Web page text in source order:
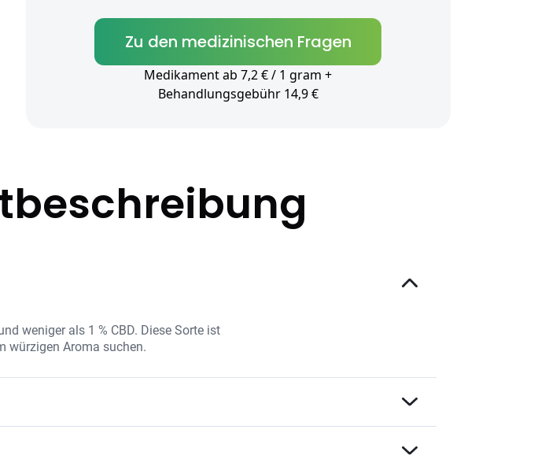
Zu den medizinischen Fragen
Medikament ab 7,2 € / 1 gram +
Behandlungsgebühr 14,9 €
weniger als 1 % CBD. Diese Sorte ist
würzigen Aroma suchen.
die das erdige, würzige Aroma sowie
verarbeitet.